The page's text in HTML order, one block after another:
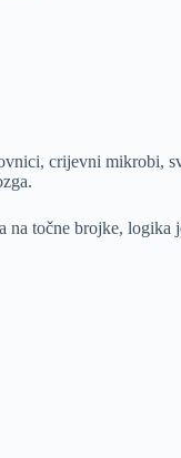
crijevni mikrobi,
točne brojke, logika